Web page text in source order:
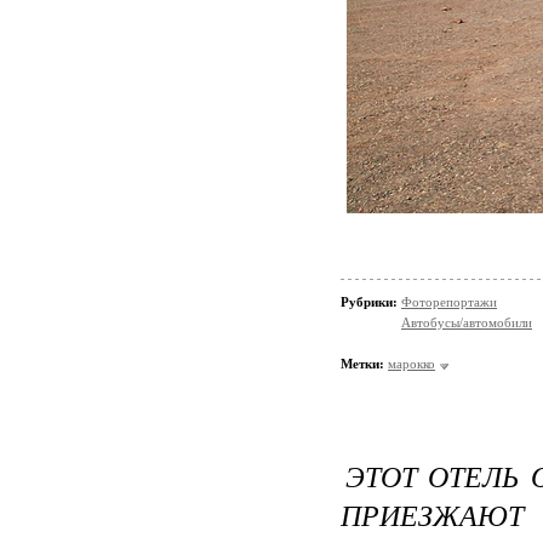
Рубрики: Фоторепортажи
Автобусы/автомобили
Метки: марокко
ЭТОТ